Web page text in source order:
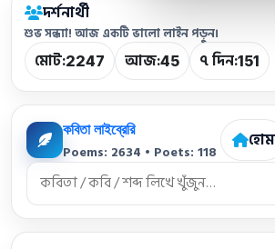
দর্শনার্থী
শুভ সন্ধ্যা! আজ একটি ভালো লাইন পড়ুন।
মোট:2247 আজ:45 ৭ দিন:151
কবিতা লাইব্রেরি
Poems: 2634 • Poets: 118
হোম